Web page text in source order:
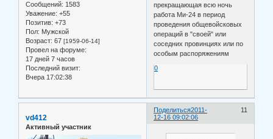
Сообщений: 1583
Уважение: +55
Позитив: +73
Пол: Мужской
Возраст: 67 [1959-06-14]
Провел на форуме:
17 дней 7 часов
Последний визит:
Вчера 17:02:38
прекращающая всю ночь
работа Ми-24 в период
проведения общевойсковых
операций в "своей" или
соседних провинциях или по
особым распоряжениям
0
Поделиться 11
2011-
12-16 09:02:06
vd412
Активный участник